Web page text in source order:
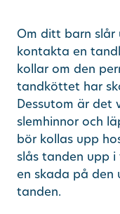
Om ditt barn
kontakta en
kollar om den
tandköttet har
Dessutom är
slemhinnor och
bör kollas upp
slås tanden upp
en skada på den
tanden.